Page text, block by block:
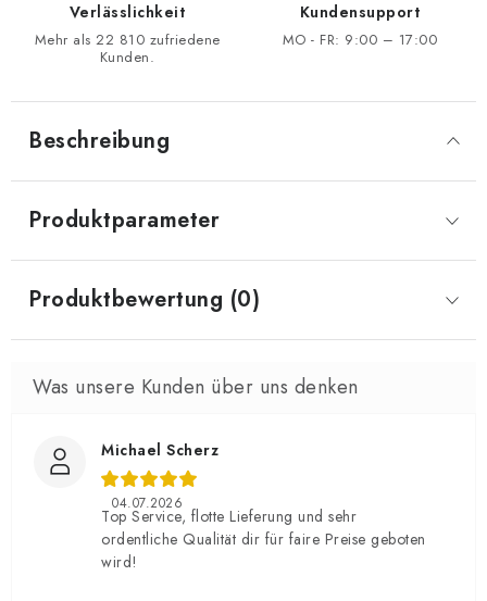
Verlässlichkeit
Mehr als 22 810 zufriedene
Kunden.
Kundensupport
MO - FR: 9:00 – 17:00
Beschreibung
Produktparameter
Produktbewertung (0)
Michael Scherz
04.07.2026
Top Service, flotte Lieferung und sehr
ordentliche Qualität dir für faire Preise geboten
wird!